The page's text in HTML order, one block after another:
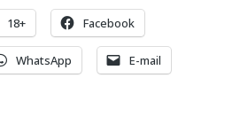
18+ Facebook
WhatsApp E-mail